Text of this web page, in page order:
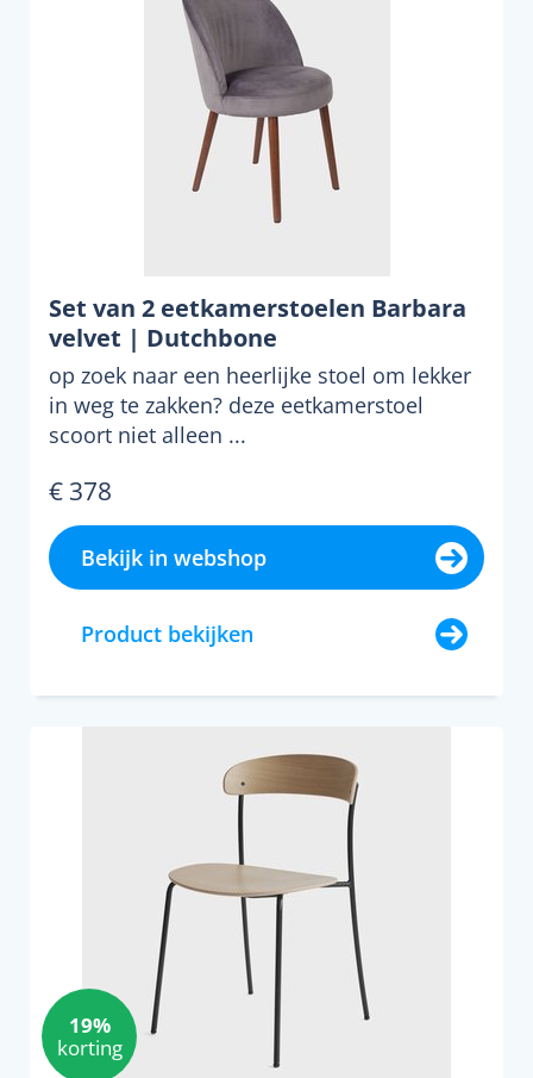
Set van 2 eetkamerstoelen Barbara
velvet | Dutchbone
op zoek naar een heerlijke stoel om lekker
in weg te zakken? deze eetkamerstoel
scoort niet alleen ...
€ 378
Bekijk in webshop
Product bekijken
19%
korting